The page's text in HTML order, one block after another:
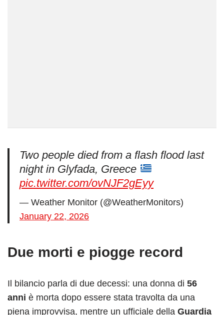
Two people died from a flash flood last
night in Glyfada, Greece
pic.twitter.com/ovNJF2gEyy
— Weather Monitor (@WeatherMonitors)
January 22, 2026
Due morti e piogge record
Il bilancio parla di due decessi: una donna di 56
anni è morta dopo essere stata travolta da una
piena improvvisa, mentre un ufficiale della Guardia